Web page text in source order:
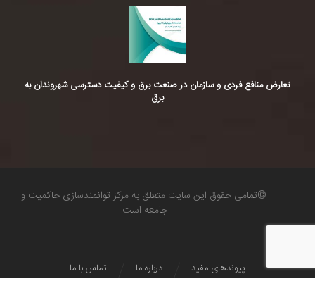
تعارض منافع فردی و سازمان در صنعت برق و کیفیت دسترسی شهروندان به
برق
©تمامی حقوق این سایت متعلق به مرکز توانمندسازی حاکمیت و
جامعه است.
تماس با ما درباره ما پیوندهای مفید